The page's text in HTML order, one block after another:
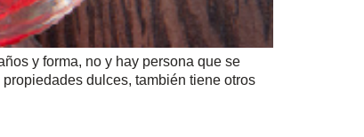
y forma, no y hay persona que se
dulces, también tiene otros